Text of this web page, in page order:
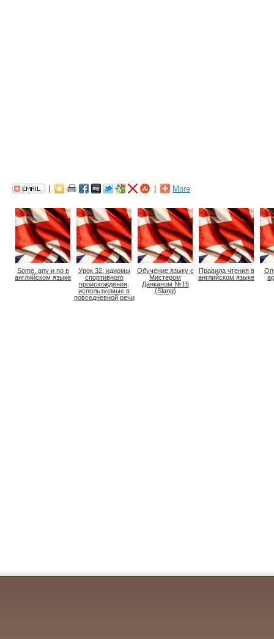
Some, any и no в
английском языке
Урок 32: идиомы
cпортивного
происхождения,
используемые в
повседневной речи
Обучение языку с
Мистером
Данканом №15
(Slang)
Правила чтения в
английском языке